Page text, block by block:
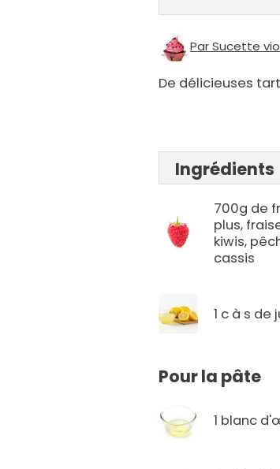
Par Sucette
De délicieuses
Ingrédients
700g de
plus,
kiwis,
cassis
1 c à s de
Pour la pâte
1 blanc